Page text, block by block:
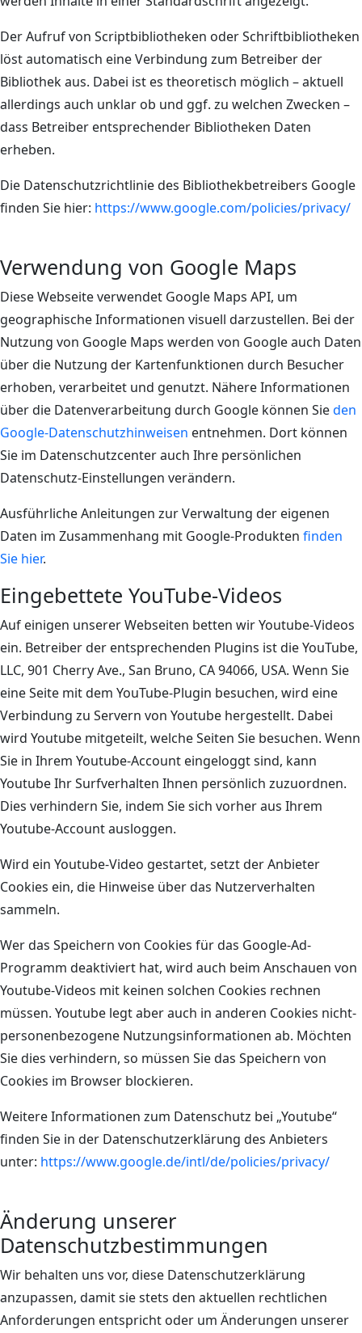
Der Aufruf von Scriptbibliotheken oder Schriftbibliotheken
löst automatisch eine Verbindung zum Betreiber der
Bibliothek aus. Dabei ist es theoretisch möglich – aktuell
allerdings auch unklar ob und ggf. zu welchen Zwecken –
dass Betreiber entsprechender Bibliotheken Daten
erheben.
Die Datenschutzrichtlinie des Bibliothekbetreibers Google
finden Sie hier: https://www.google.com/policies/privacy/
Verwendung von Google Maps
Diese Webseite verwendet Google Maps API, um
geographische Informationen visuell darzustellen. Bei der
Nutzung von Google Maps werden von Google auch Daten
über die Nutzung der Kartenfunktionen durch Besucher
erhoben, verarbeitet und genutzt. Nähere Informationen
über die Datenverarbeitung durch Google können Sieden
Google-Datenschutzhinweisen entnehmen. Dort können
Sie im Datenschutzcenter auch Ihre persönlichen
Datenschutz-Einstellungen verändern.
Ausführliche Anleitungen zur Verwaltung der eigenen
Daten im Zusammenhang mit Google-Produkten finden
Sie hier.
Eingebettete YouTube-Videos
Auf einigen unserer Webseiten betten wir Youtube-Videos
ein. Betreiber der entsprechenden Plugins ist die YouTube,
LLC, 901 Cherry Ave., San Bruno, CA 94066, USA. Wenn Sie
eine Seite mit dem YouTube-Plugin besuchen, wird eine
Verbindung zu Servern von Youtube hergestellt. Dabei
wird Youtube mitgeteilt, welche Seiten Sie besuchen. Wenn
Sie in Ihrem Youtube-Account eingeloggt sind, kann
Youtube Ihr Surfverhalten Ihnen persönlich zuzuordnen.
Dies verhindern Sie, indem Sie sich vorher aus Ihrem
Youtube-Account ausloggen.
Wird ein Youtube-Video gestartet, setzt der Anbieter
Cookies ein, die Hinweise über das Nutzerverhalten
sammeln.
Wer das Speichern von Cookies für das Google-Ad-
Programm deaktiviert hat, wird auch beim Anschauen von
Youtube-Videos mit keinen solchen Cookies rechnen
müssen. Youtube legt aber auch in anderen Cookies nicht-
personenbezogene Nutzungsinformationen ab. Möchten
Sie dies verhindern, so müssen Sie das Speichern von
Cookies im Browser blockieren.
Weitere Informationen zum Datenschutz bei „Youtube“
finden Sie in der Datenschutzerklärung des Anbieters
unter: https://www.google.de/intl/de/policies/privacy/
Änderung unserer
Datenschutzbestimmungen
Wir behalten uns vor, diese Datenschutzerklärung
anzupassen, damit sie stets den aktuellen rechtlichen
Anforderungen entspricht oder um Änderungen unserer